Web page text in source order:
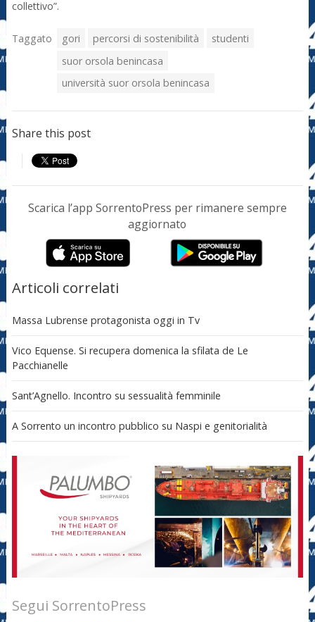
collettivo”.
Taggato gori percorsi di sostenibilità
studenti
suor orsola benincasa
università suor orsola benincasa
Share this post
Scarica l’app SorrentoPress per rimanere sempre
aggiornato
Articoli correlati
Massa Lubrense protagonista oggi in Tv
Vico Equense. Si recupera domenica la sfilata de Le
Pacchianelle
Sant’Agnello. Incontro su sessualità femminile
A Sorrento un incontro pubblico su Naspi e genitorialità
Segui SorrentoPress